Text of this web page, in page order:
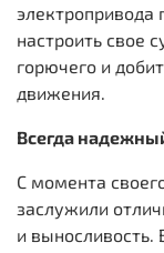
электропривода
настроить свое
горючего и
движения.
Всегда
С момента
заслужили
и